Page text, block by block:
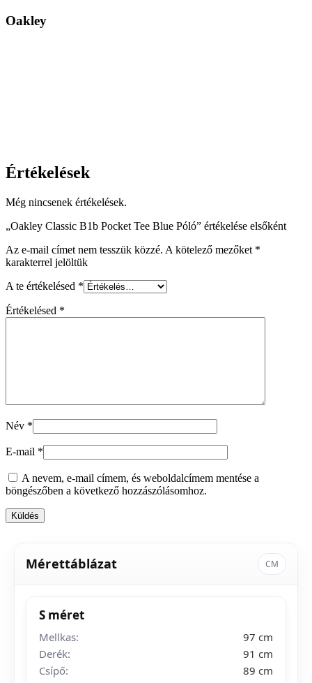
Oakley
Értékelések
Még nincsenek értékelések.
„Oakley Classic B1b Pocket Tee Blue Póló” értékelése elsőként
Az e-mail címet nem tesszük közzé. A kötelező mezőket *
karakterrel jelöltük
A te értékelésed *
Értékelésed *
Név *
E-mail *
A nevem, e-mail címem, és weboldalcímem mentése a
böngészőben a következő hozzászólásomhoz.
Mérettáblázat CM
S méret
Mellkas:
97 cm
Derék:
91 cm
Csípő:
89 cm